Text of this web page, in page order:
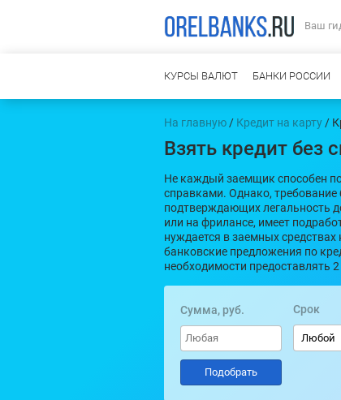
Ваш
КУРСЫ ВАЛЮТ БАНКИ РОССИИ
На главную / Кредит на карту /
Взять кредит
Не каждый заемщик способен
справками. Однако, требование
подтверждающих легальность
или на фрилансе, имеет
нуждается в заемных
банковские предложения по
необходимости предоставлять
Сумма, руб. Срок